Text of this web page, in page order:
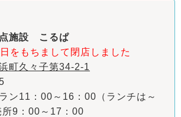
施設 こるぱ
をもちまして閉店しました
町久々子第34-2-1
ン11：00～16：00（ランチは～
9：00～17：00